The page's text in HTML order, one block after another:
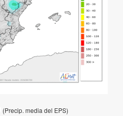
(Precip. media del EPS)